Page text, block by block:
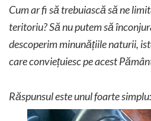
Cum ar fi să trebuiască să ne
teritoriu? Să nu putem să
descoperim minunățiile naturii,
care conviețuiesc pe acest
Răspunsul este unul foarte simplu: